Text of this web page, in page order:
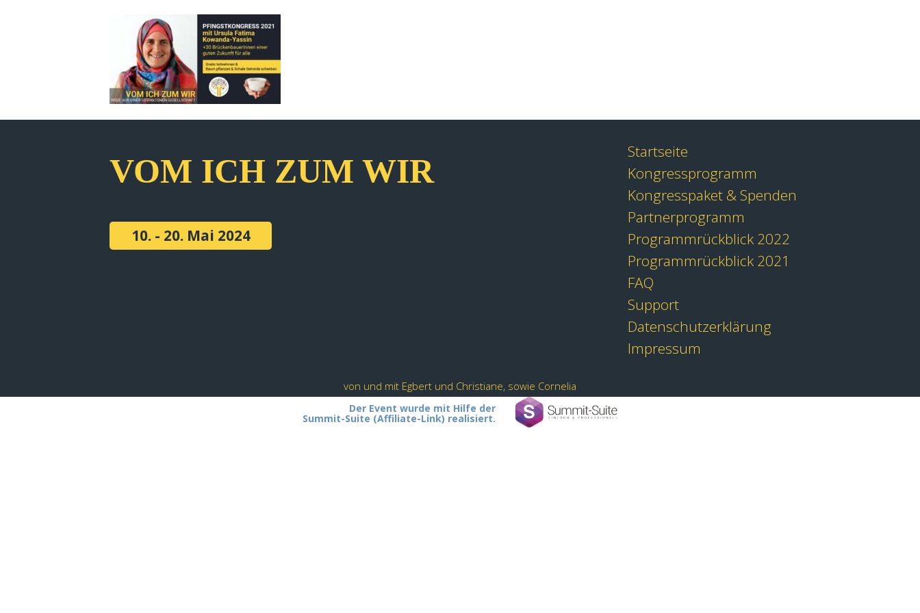
VOM ICH ZUM WIR
10. - 20. Mai 2024
Startseite
Kongressprogramm
Kongresspaket & Spenden
Partnerprogramm
Programmrückblick 2022
Programmrückblick 2021
FAQ
Support
Datenschutzerklärung
Impressum
von und mit Egbert und Christiane, sowie Cornelia
Der Event wurde mit Hilfe der
Summit-Suite (Affiliate-Link) realisiert.